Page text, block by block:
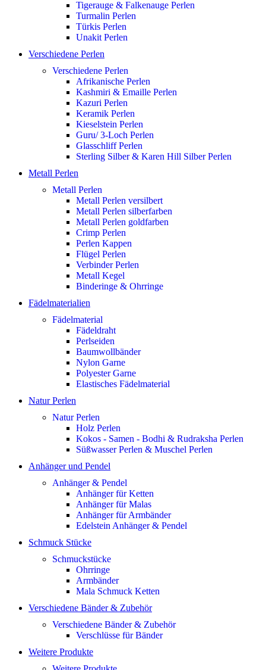
Tigerauge & Falkenauge Perlen
Turmalin Perlen
Türkis Perlen
Unakit Perlen
Verschiedene Perlen
Verschiedene Perlen
Afrikanische Perlen
Kashmiri & Emaille Perlen
Kazuri Perlen
Keramik Perlen
Kieselstein Perlen
Guru/ 3-Loch Perlen
Glasschliff Perlen
Sterling Silber & Karen Hill Silber Perlen
Metall Perlen
Metall Perlen
Metall Perlen versilbert
Metall Perlen silberfarben
Metall Perlen goldfarben
Crimp Perlen
Perlen Kappen
Flügel Perlen
Verbinder Perlen
Metall Kegel
Binderinge & Ohrringe
Fädelmaterialien
Fädelmaterial
Fädeldraht
Perlseiden
Baumwollbänder
Nylon Garne
Polyester Garne
Elastisches Fädelmaterial
Natur Perlen
Natur Perlen
Holz Perlen
Kokos - Samen - Bodhi & Rudraksha Perlen
Süßwasser Perlen & Muschel Perlen
Anhänger und Pendel
Anhänger & Pendel
Anhänger für Ketten
Anhänger für Malas
Anhänger für Armbänder
Edelstein Anhänger & Pendel
Schmuck Stücke
Schmuckstücke
Ohrringe
Armbänder
Mala Schmuck Ketten
Verschiedene Bänder & Zubehör
Verschiedene Bänder & Zubehör
Verschlüsse für Bänder
Weitere Produkte